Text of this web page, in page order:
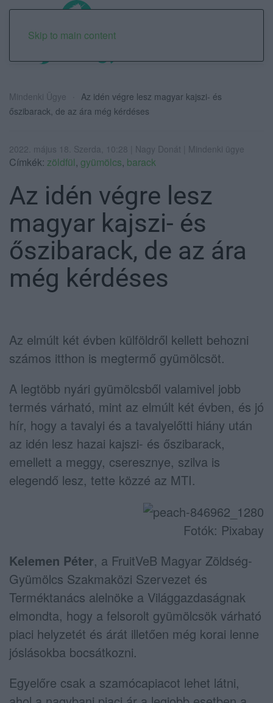
Skip to main content
Mindenki Ügye
Az idén végre lesz magyar kajszi- és
őszibarack, de az ára még kérdéses
2022. május 18. Szerda, 10:28 | Nagy Donát | Mindenki ügye
Címkék: zöldfül, gyümölcs, barack
Az idén végre lesz
magyar kajszi- és
őszibarack, de az ára
még kérdéses
Az elmúlt két évben külföldről kellett behozni
számos itthon is megtermő gyümölcsöt.
A legtöbb nyári gyümölcsből valamivel jobb
termés várható, mint az elmúlt két évben, és jó
hír, hogy a tavalyi és a tavalyelőtti hiány után
az idén lesz hazai kajszi- és őszibarack,
emellett a meggy, cseresznye, szilva is
elegendő lesz, tette közzé az MTI.
Fotók: Pixabay
Kelemen Péter, a FruitVeB Magyar Zöldség-
Gyümölcs Szakmaközi Szervezet és
Terméktanács alelnöke a Világgazdaságnak
elmondta, hogy a felsorolt gyümölcsök várható
piaci helyzetét és árát illetően még korai lenne
jóslásokba bocsátkozni.
Egyelőre csak a szamócapiacot lehet látni,